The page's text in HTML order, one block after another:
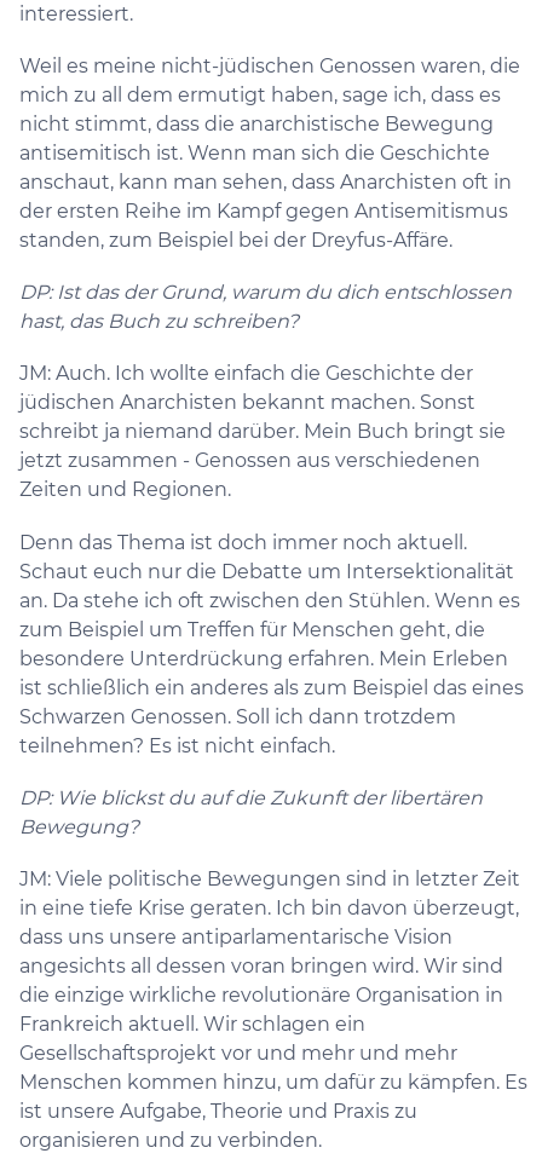
interessiert.
Weil es meine nicht-jüdischen Genossen waren, die
mich zu all dem ermutigt haben, sage ich, dass es
nicht stimmt, dass die anarchistische Bewegung
antisemitisch ist. Wenn man sich die Geschichte
anschaut, kann man sehen, dass Anarchisten oft in
der ersten Reihe im Kampf gegen Antisemitismus
standen, zum Beispiel bei der Dreyfus-Affäre.
DP: Ist das der Grund, warum du dich entschlossen
hast, das Buch zu schreiben?
JM: Auch. Ich wollte einfach die Geschichte der
jüdischen Anarchisten bekannt machen. Sonst
schreibt ja niemand darüber. Mein Buch bringt sie
jetzt zusammen - Genossen aus verschiedenen
Zeiten und Regionen.
Denn das Thema ist doch immer noch aktuell.
Schaut euch nur die Debatte um Intersektionalität
an. Da stehe ich oft zwischen den Stühlen. Wenn es
zum Beispiel um Treffen für Menschen geht, die
besondere Unterdrückung erfahren. Mein Erleben
ist schließlich ein anderes als zum Beispiel das eines
Schwarzen Genossen. Soll ich dann trotzdem
teilnehmen? Es ist nicht einfach.
DP: Wie blickst du auf die Zukunft der libertären
Bewegung?
JM: Viele politische Bewegungen sind in letzter Zeit
in eine tiefe Krise geraten. Ich bin davon überzeugt,
dass uns unsere antiparlamentarische Vision
angesichts all dessen voran bringen wird. Wir sind
die einzige wirkliche revolutionäre Organisation in
Frankreich aktuell. Wir schlagen ein
Gesellschaftsprojekt vor und mehr und mehr
Menschen kommen hinzu, um dafür zu kämpfen. Es
ist unsere Aufgabe, Theorie und Praxis zu
organisieren und zu verbinden.